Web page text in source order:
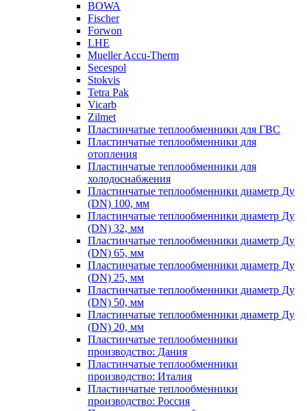
BOWA
Fischer
Forwon
LHE
Mueller Accu-Therm
Secespol
Stokvis
Tetra Pak
Vicarb
Zilmet
Пластинчатые теплообменники для ГВС
Пластинчатые теплообменники для
отопления
Пластинчатые теплообменники для
холодоснабжения
Пластинчатые теплообменники диаметр Ду
(DN) 100, мм
Пластинчатые теплообменники диаметр Ду
(DN) 32, мм
Пластинчатые теплообменники диаметр Ду
(DN) 65, мм
Пластинчатые теплообменники диаметр Ду
(DN) 25, мм
Пластинчатые теплообменники диаметр Ду
(DN) 50, мм
Пластинчатые теплообменники диаметр Ду
(DN) 20, мм
Пластинчатые теплообменники
производство: Дания
Пластинчатые теплообменники
производство: Италия
Пластинчатые теплообменники
производство: Россия